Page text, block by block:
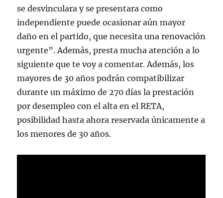
se desvinculara y se presentara como
independiente puede ocasionar aún mayor
daño en el partido, que necesita una renovación
urgente”. Además, presta mucha atención a lo
siguiente que te voy a comentar. Además, los
mayores de 30 años podrán compatibilizar
durante un máximo de 270 días la prestación
por desempleo con el alta en el RETA,
posibilidad hasta ahora reservada únicamente a
los menores de 30 años.